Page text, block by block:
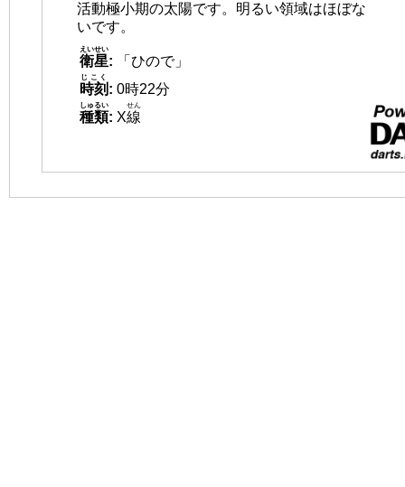
活動極小期の太陽です。明るい領域はほぼな
いです。
衛星
えいせい
:
「ひので」
時刻
じこく
: 0時22分
種類
しゅるい
: X線
せん